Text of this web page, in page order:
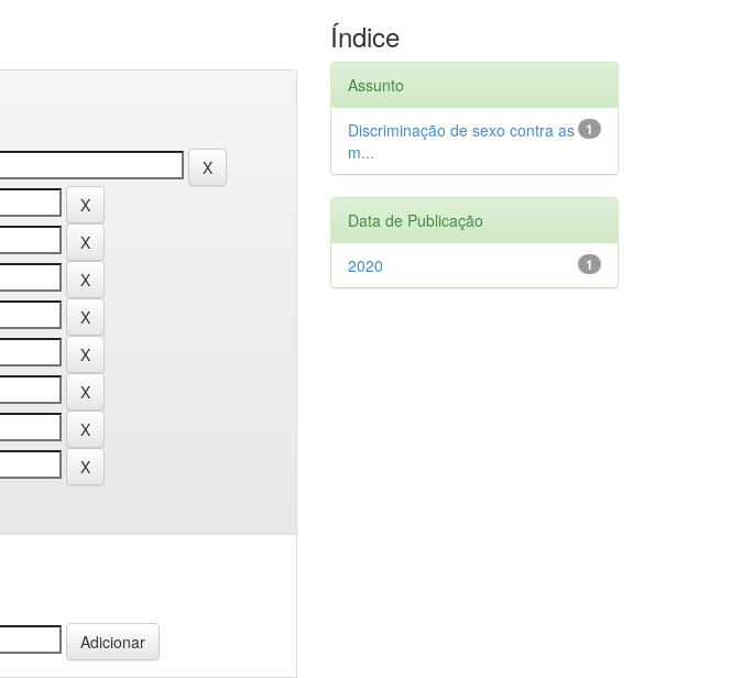
Índice
Assunto
1
Discriminação de sexo contra as
m...
Data de Publicação
1
2020